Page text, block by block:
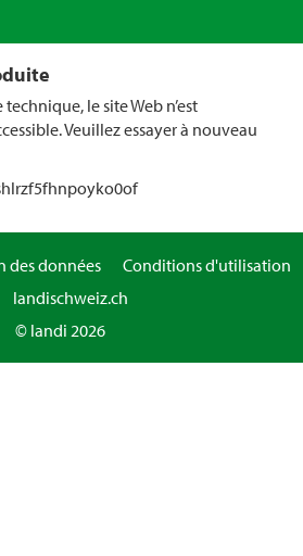
le site Web n’est
Veuillez essayer à nouveau
des données
Conditions d'utilisation
landischweiz.ch
© landi 2026